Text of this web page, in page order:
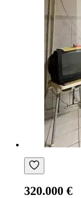
320.000 €